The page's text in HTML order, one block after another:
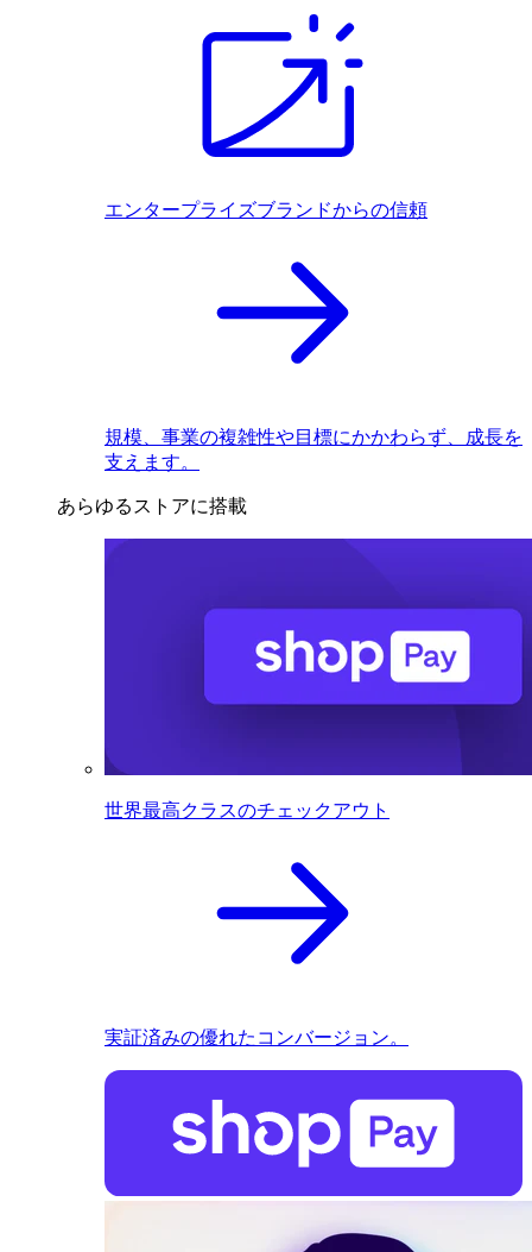
エンタープライズブランドからの信頼
規模、事業の複雑性や目標にかかわらず、成長を
支えます。
あらゆるストアに搭載
世界最高クラスのチェックアウト
実証済みの優れたコンバージョン。